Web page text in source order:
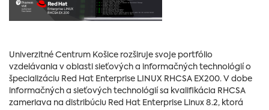
Univerzitné Centrum Košice rozširuje svoje portfólio
vzdelávania v oblasti sieťových a informačných technológií o
špecializáciu Red Hat Enterprise LINUX RHCSA EX200. V dobe
informačných a sieťových technológií sa kvalifikácia RHCSA
zameriava na distribúciu Red Hat Enterprise Linux 8.2, ktorá